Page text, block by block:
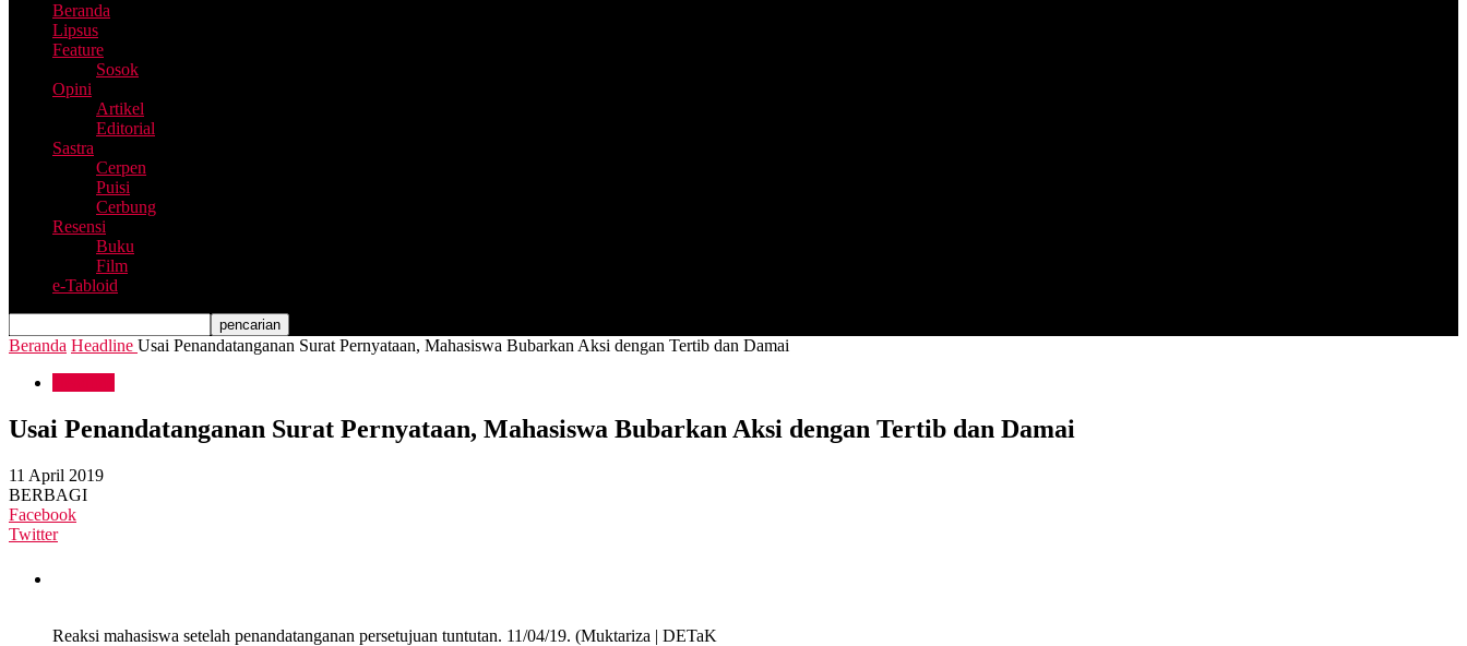
Beranda
Lipsus
Feature
Sosok
Opini
Artikel
Editorial
Sastra
Cerpen
Puisi
Cerbung
Resensi
Buku
Film
e-Tabloid
Beranda Headline Usai Penandatanganan Surat Pernyataan, Mahasiswa Bubarkan Aksi dengan Tertib dan Damai
Usai Penandatanganan Surat Pernyataan, Mahasiswa Bubarkan Aksi dengan Tertib dan Damai
11 April 2019
BERBAGI
Facebook
Twitter
Reaksi mahasiswa setelah penandatanganan persetujuan tuntutan. 11/04/19. (Muktariza | DETaK